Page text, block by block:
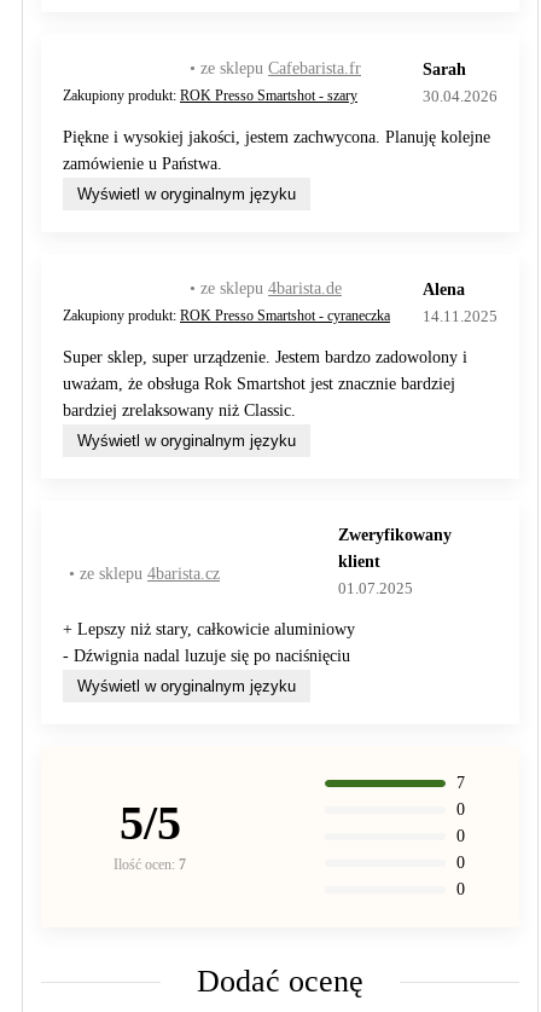
• ze sklepu Cafebarista.fr
Zakupiony produkt: ROK Presso Smartshot - szary
Sarah
30.04.2026
Piękne i wysokiej jakości, jestem zachwycona. Planuję kolejne
zamówienie u Państwa.
Wyświetl w oryginalnym języku
• ze sklepu 4barista.de
Zakupiony produkt: ROK Presso Smartshot - cyraneczka
Alena
14.11.2025
Super sklep, super urządzenie. Jestem bardzo zadowolony i
uważam, że obsługa Rok Smartshot jest znacznie bardziej
bardziej zrelaksowany niż Classic.
Wyświetl w oryginalnym języku
• ze sklepu 4barista.cz
Zweryfikowany
klient
01.07.2025
+ Lepszy niż stary, całkowicie aluminiowy
- Dźwignia nadal luzuje się po naciśnięciu
Wyświetl w oryginalnym języku
5/5
Ilość ocen: 7
7
0
0
0
0
Dodać ocenę